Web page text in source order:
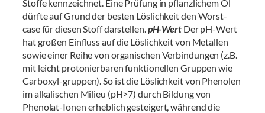
Stoffe kennzeichnet. Eine Prüfung in pflanzlichem Öl
dürfte auf Grund der besten Löslichkeit den Worst-
case für diesen Stoff darstellen.pH-WertDer pH-Wert
hat großen Einfluss auf die Löslichkeit von Metallen
sowie einer Reihe von organischen Verbindungen (z.B.
mit leicht protonierbaren funktionellen Gruppen wie
Carboxyl-gruppen). So ist die Löslichkeit von Phenolen
im alkalischen Milieu (pH>7) durch Bildung von
Phenolat-Ionen erheblich gesteigert, während die